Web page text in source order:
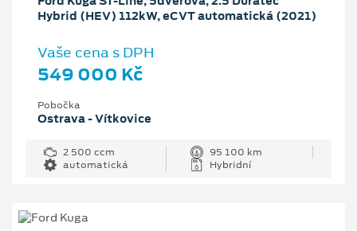
Hybrid (HEV) 112kW, eCVT automatická (2021)
Vaše cena s DPH
549 000 Kč
Pobočka
Ostrava - Vítkovice
2 500 ccm
95 100 km
automatická
Hybridní